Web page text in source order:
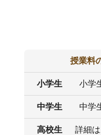
授業料
小学生 小学
中学生 中学
高校生 詳細